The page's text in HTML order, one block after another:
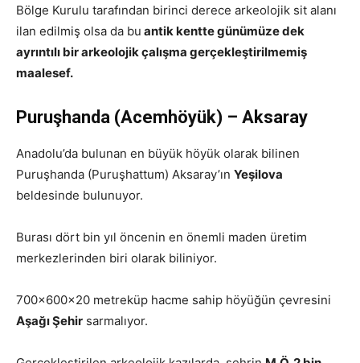
Bölge Kurulu tarafından birinci derece arkeolojik sit alanı
ilan edilmiş olsa da bu antik kentte günümüze dek
ayrıntılı bir arkeolojik çalışma gerçekleştirilmemiş
maalesef.
Puruşhanda (Acemhöyük) – Aksaray
Anadolu’da bulunan en büyük höyük olarak bilinen
Puruşhanda (Puruşhattum) Aksaray’ın Yeşilova
beldesinde bulunuyor.
Burası dört bin yıl öncenin en önemli maden üretim
merkezlerinden biri olarak biliniyor.
700x600x20 metreküp hacme sahip höyüğün çevresini
Aşağı Şehir sarmalıyor.